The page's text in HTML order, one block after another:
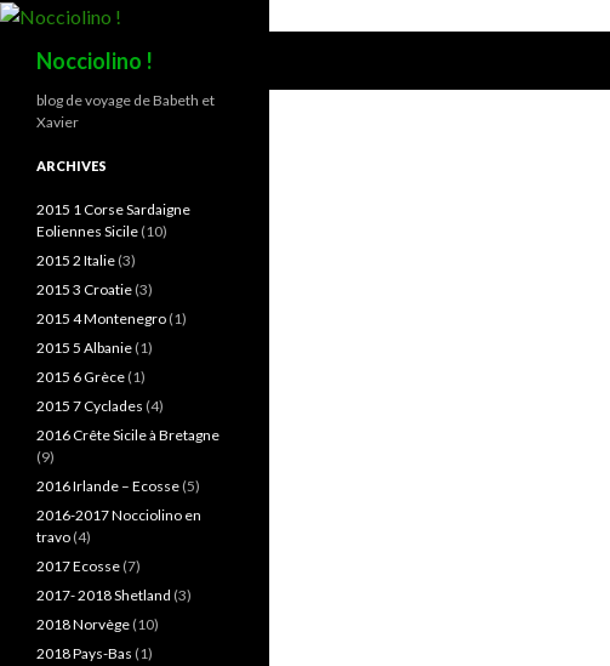
Nocciolino !
blog de voyage de Babeth et
Xavier
ARCHIVES
2015 1 Corse Sardaigne
Eoliennes Sicile (10)
2015 2 Italie (3)
2015 3 Croatie (3)
2015 4 Montenegro (1)
2015 5 Albanie (1)
2015 6 Grèce (1)
2015 7 Cyclades (4)
2016 Crête Sicile à Bretagne
(9)
2016 Irlande – Ecosse (5)
2016-2017 Nocciolino en
travo (4)
2017 Ecosse (7)
2017- 2018 Shetland (3)
2018 Norvège (10)
2018 Pays-Bas (1)